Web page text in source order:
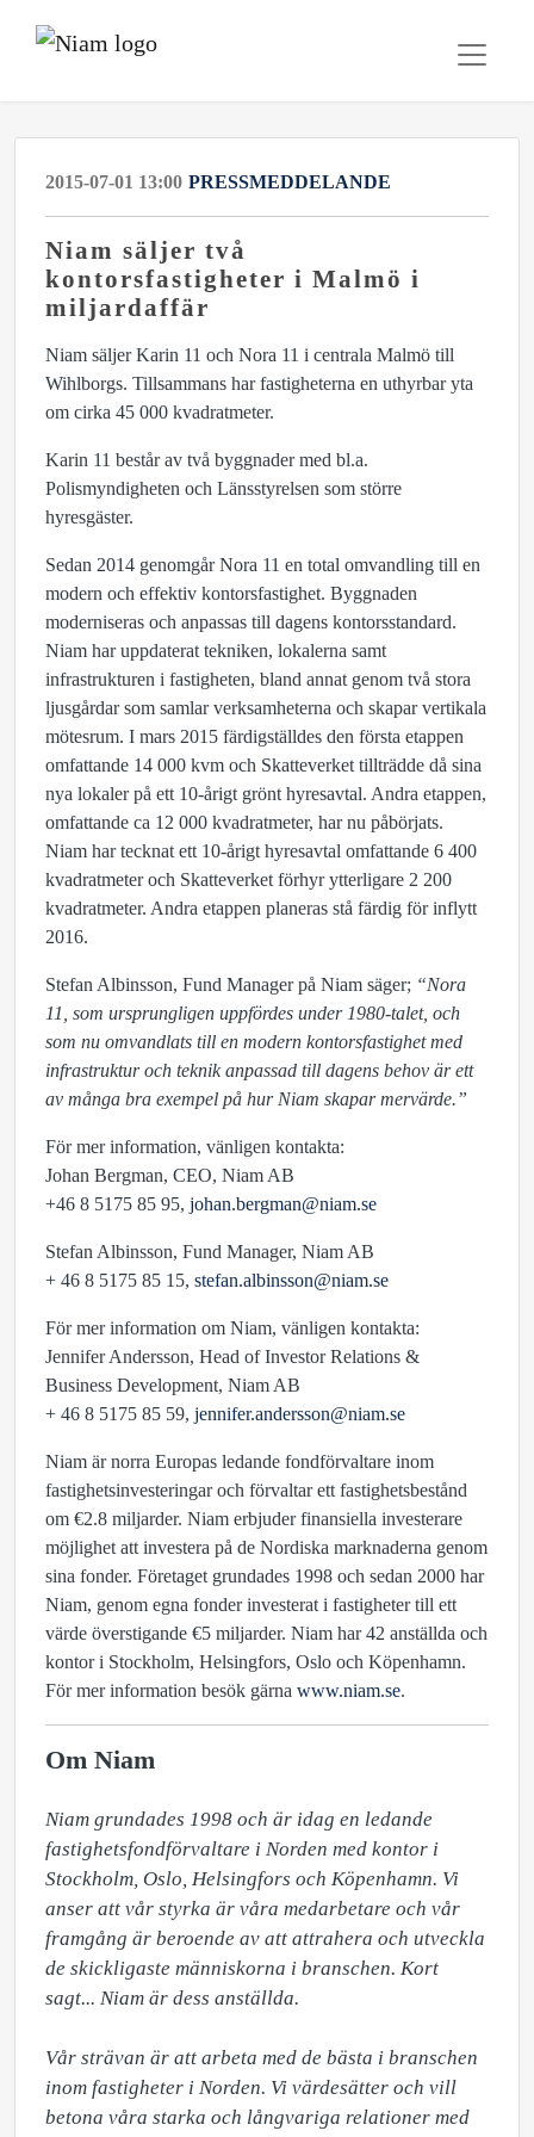
2015-07-01 13:00 PRESSMEDDELANDE
Niam säljer två
kontorsfastigheter i Malmö i
miljardaffär
Niam säljer Karin 11 och Nora 11 i centrala Malmö till
Wihlborgs. Tillsammans har fastigheterna en uthyrbar yta
om cirka 45 000 kvadratmeter.
Karin 11 består av två byggnader med bl.a.
Polismyndigheten och Länsstyrelsen som större
hyresgäster.
Sedan 2014 genomgår Nora 11 en total omvandling till en
modern och effektiv kontorsfastighet. Byggnaden
moderniseras och anpassas till dagens kontorsstandard.
Niam har uppdaterat tekniken, lokalerna samt
infrastrukturen i fastigheten, bland annat genom två stora
ljusgårdar som samlar verksamheterna och skapar vertikala
mötesrum. I mars 2015 färdigställdes den första etappen
omfattande 14 000 kvm och Skatteverket tillträdde då sina
nya lokaler på ett 10-årigt grönt hyresavtal. Andra etappen,
omfattande ca 12 000 kvadratmeter, har nu påbörjats.
Niam har tecknat ett 10-årigt hyresavtal omfattande 6 400
kvadratmeter och Skatteverket förhyr ytterligare 2 200
kvadratmeter. Andra etappen planeras stå färdig för inflytt
2016.
Stefan Albinsson, Fund Manager på Niam säger; “Nora
11, som ursprungligen uppfördes under 1980-talet, och
som nu omvandlats till en modern kontorsfastighet med
infrastruktur och teknik anpassad till dagens behov är ett
av många bra exempel på hur Niam skapar mervärde.”
För mer information, vänligen kontakta:
Johan Bergman, CEO, Niam AB
+46 8 5175 85 95, johan.bergman@niam.se
Stefan Albinsson, Fund Manager, Niam AB
+ 46 8 5175 85 15, stefan.albinsson@niam.se
För mer information om Niam, vänligen kontakta:
Jennifer Andersson, Head of Investor Relations &
Business Development, Niam AB
+ 46 8 5175 85 59, jennifer.andersson@niam.se
Niam är norra Europas ledande fondförvaltare inom
fastighetsinvesteringar och förvaltar ett fastighetsbestånd
om €2.8 miljarder. Niam erbjuder finansiella investerare
möjlighet att investera på de Nordiska marknaderna genom
sina fonder. Företaget grundades 1998 och sedan 2000 har
Niam, genom egna fonder investerat i fastigheter till ett
värde överstigande €5 miljarder. Niam har 42 anställda och
kontor i Stockholm, Helsingfors, Oslo och Köpenhamn.
För mer information besök gärna www.niam.se.
Om Niam
Niam grundades 1998 och är idag en ledande
fastighetsfondförvaltare i Norden med kontor i
Stockholm, Oslo, Helsingfors och Köpenhamn. Vi
anser att vår styrka är våra medarbetare och vår
framgång är beroende av att attrahera och utveckla
de skickligaste människorna i branschen. Kort
sagt... Niam är dess anställda.
Vår strävan är att arbeta med de bästa i branschen
inom fastigheter i Norden. Vi värdesätter och vill
betona våra starka och långvariga relationer med